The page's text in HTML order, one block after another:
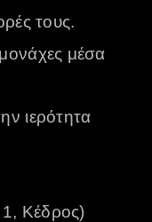
τους.
μέσα
ιερότητα
1, Κέδρος)